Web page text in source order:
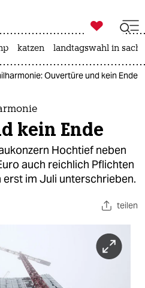
ich

taz zahl ich
katzen landtagswahl in
Ouvertüre und kein Ende
kein Ende
Hochtief neben
auch reichlich Pflichten
im Juli unterschrieben.
teilen